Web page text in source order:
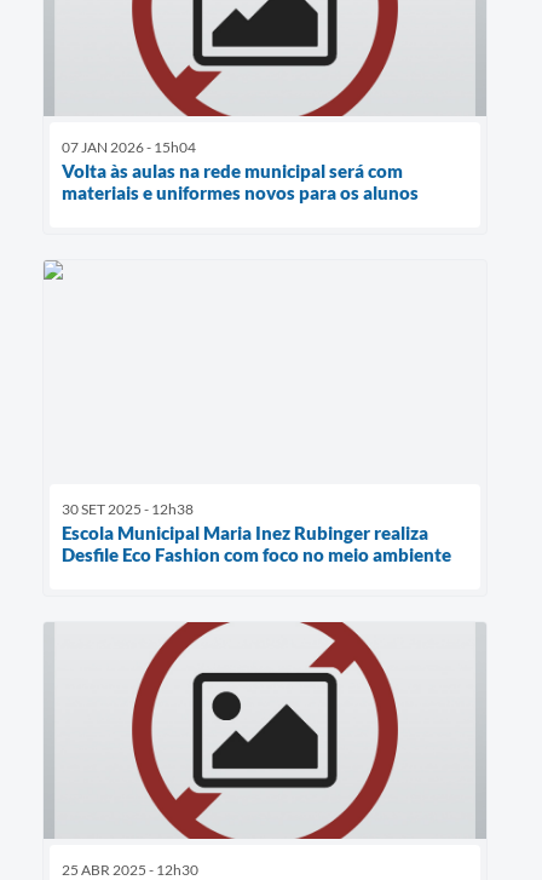
07 JAN 2026 - 15h04
Volta às aulas na rede municipal será com
materiais e uniformes novos para os alunos
30 SET 2025 - 12h38
Escola Municipal Maria Inez Rubinger realiza
Desfile Eco Fashion com foco no meio ambiente
25 ABR 2025 - 12h30